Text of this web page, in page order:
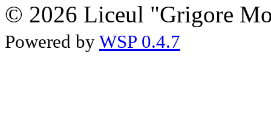
© 2026 Liceul "Grigore
Powered by WSP 0.4.7